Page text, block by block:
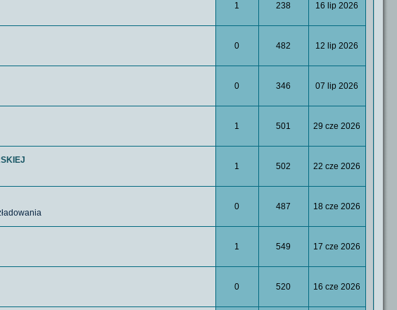
16 lip 2026
238
1
12 lip 2026
482
0
07 lip 2026
346
0
29 cze 2026
501
1
22 cze 2026
502
1
18 cze 2026
487
0
17 cze 2026
549
1
16 cze 2026
520
0